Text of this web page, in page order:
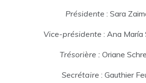
Présidente : Sara
Vice-présidente : Ana María
Trésorière : Oriane
Secrétaire : Gauthier